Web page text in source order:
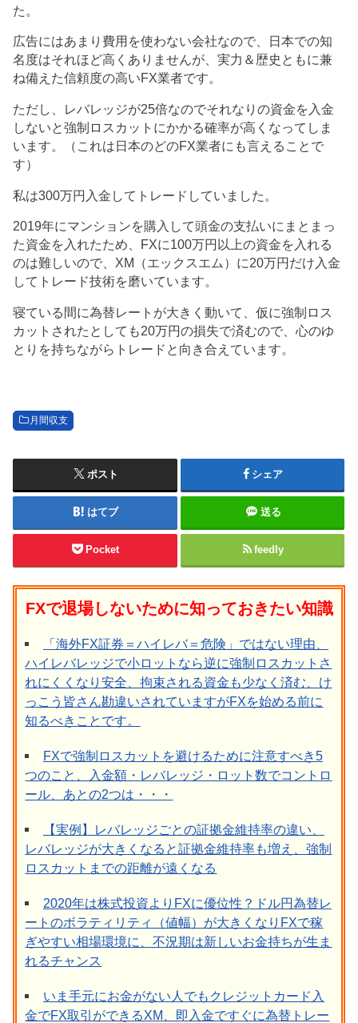
た。
広告にはあまり費用を使わない会社なので、日本での知
名度はそれほど高くありませんが、実力＆歴史ともに兼
ね備えた信頼度の高いFX業者です。
ただし、レバレッジが25倍なのでそれなりの資金を入金
しないと強制ロスカットにかかる確率が高くなってしま
います。（これは日本のどのFX業者にも言えることで
す）
私は300万円入金してトレードしていました。
2019年にマンションを購入して頭金の支払いにまとまっ
た資金を入れたため、FXに100万円以上の資金を入れる
のは難しいので、XM（エックスエム）に20万円だけ入金
してトレード技術を磨いています。
寝ている間に為替レートが大きく動いて、仮に強制ロス
カットされたとしても20万円の損失で済むので、心のゆ
とりを持ちながらトレードと向き合えています。
月間収支
ポスト シェア
はてブ 送る
Pocket feedly
FXで退場しないために知っておきたい知識
「海外FX証券＝ハイレバ＝危険」ではない理由、
ハイレバレッジで小ロットなら逆に強制ロスカットさ
れにくくなり安全、拘束される資金も少なく済む、け
っこう皆さん勘違いされていますがFXを始める前に
知るべきことです。
FXで強制ロスカットを避けるために注意すべき5
つのこと、入金額・レバレッジ・ロット数でコントロ
ール、あとの2つは・・・
【実例】レバレッジごとの証拠金維持率の違い、
レバレッジが大きくなると証拠金維持率も増え、強制
ロスカットまでの距離が遠くなる
2020年は株式投資よりFXに優位性？ドル円為替レ
ートのボラティリティ（値幅）が大きくなりFXで稼
ぎやすい相場環境に、不況期は新しいお金持ちが生ま
れるチャンス
いま手元にお金がない人でもクレジットカード入
金でFX取引ができるXM、即入金ですぐに為替トレー